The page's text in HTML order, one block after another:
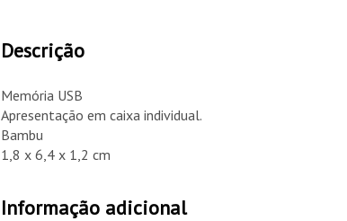
Descrição
Memória USB
Apresentação em caixa individual.
Bambu
1,8 x 6,4 x 1,2 cm
Informação adicional